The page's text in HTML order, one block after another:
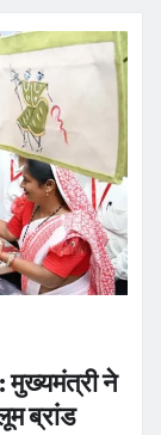
मुख्यमंत्री ने
ब्रांड